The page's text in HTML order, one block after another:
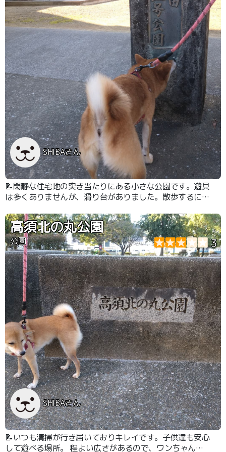
SHIBAさん
📝閑静な住宅地の突き当たりにある小さな公園です。遊具
は多くありませんが、滑り台がありました。散歩するには
高須北の丸公園
公園 3
SHIBAさん
📝いつも清掃が行き届いておりキレイです。子供達も安心
して遊べる場所。 程よい広さがあるので、ワンちゃんの